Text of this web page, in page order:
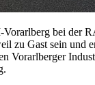
Vorarlberg bei der
zu Gast sein und
Vorarlberger